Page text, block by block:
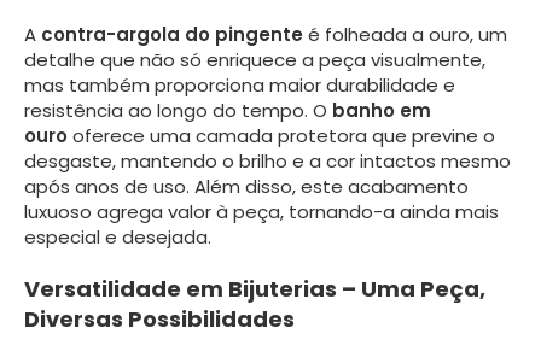
A contra-argola do pingente é folheada a ouro, um
detalhe que não só enriquece a peça visualmente,
mas também proporciona maior durabilidade e
resistência ao longo do tempo. O banho em
ourooferece uma camada protetora que previne o
desgaste, mantendo o brilho e a cor intactos mesmo
após anos de uso. Além disso, este acabamento
luxuoso agrega valor à peça, tornando-a ainda mais
especial e desejada.
Versatilidade em Bijuterias – Uma Peça,
Diversas Possibilidades